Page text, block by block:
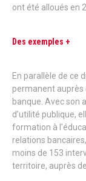
ont été alloués en
Des exemples +
En parallèle de ce
permanent auprès
banque. Avec son
d’utilité publique,
formation à
relations
moins de 153
territoire, auprès